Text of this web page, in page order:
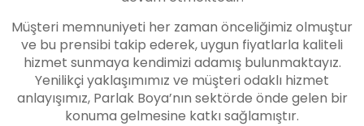
Müşteri memnuniyeti her zaman önceliğimiz olmuştur
ve bu prensibi takip ederek, uygun fiyatlarla kaliteli
hizmet sunmaya kendimizi adamış bulunmaktayız.
Yenilikçi yaklaşımımız ve müşteri odaklı hizmet
anlayışımız, Parlak Boya’nın sektörde önde gelen bir
konuma gelmesine katkı sağlamıştır.